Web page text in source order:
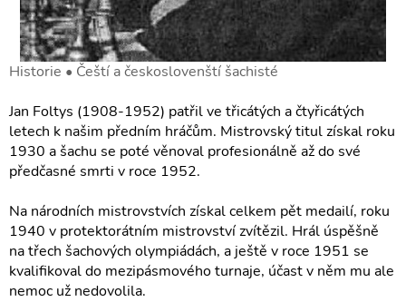
Historie • Čeští a českoslovenští šachisté
Jan Foltys (1908-1952) patřil ve třicátých a čtyřicátých
letech k našim předním hráčům. Mistrovský titul získal roku
1930 a šachu se poté věnoval profesionálně až do své
předčasné smrti v roce 1952.
Na národních mistrovstvích získal celkem pět medailí, roku
1940 v protektorátním mistrovství zvítězil. Hrál úspěšně
na třech šachových olympiádách, a ještě v roce 1951 se
kvalifikoval do mezipásmového turnaje, účast v něm mu ale
nemoc už nedovolila.